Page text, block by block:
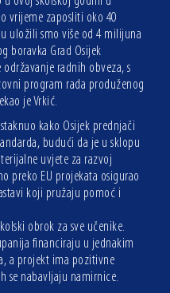
vrijeme zaposliti oko 40
uložili smo više od 4 milijuna
boravka Grad Osijek
radnih obveza, s
program rada produženog
je Vrkić.
kako Osijek prednjači
budući da je u sklopu
uvjete za razvoj
preko EU projekata osigurao
koji pružaju pomoć i
obrok za sve učenike.
financiraju u jednakim
a projekt ima pozitivne
se nabavljaju namirnice.